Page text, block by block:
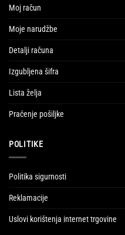
Moj račun
Moje narudžbe
Detalji računa
Izgubljena šifra
Lista želja
Praćenje pošiljke
POLITIKE
Politika sigurnosti
Reklamacije
Uslovi korištenja internet trgovine